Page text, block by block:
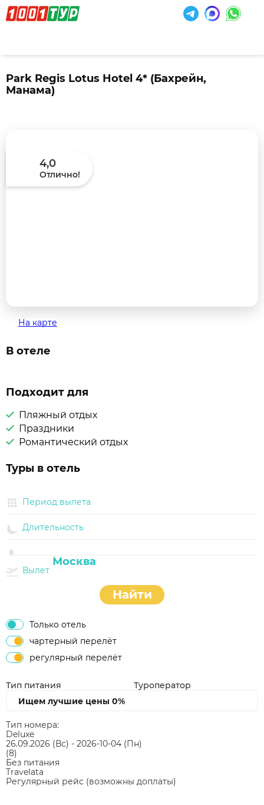
Park Regis Lotus Hotel 4* (Бахрейн,
Манама)
4,0
Отлично!
На карте
В отеле
Подходит для
Пляжный отдых
Праздники
Романтический отдых
Туры в отель
Период вылета
Длительность
Вылет
Найти
Только отель
чартерный перелёт
регулярный перелёт
Тип питания
Туроператор
Ищем лучшие цены 0%
Тип номера:
Deluxe
26.09.2026 (Вс) - 2026-10-04 (Пн)
(8)
Без питания
Travelata
Регулярный рейс (возможны доплаты)